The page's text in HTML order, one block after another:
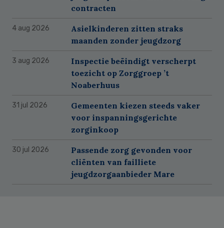
contracten
4 aug 2026
Asielkinderen zitten straks
maanden zonder jeugdzorg
3 aug 2026
Inspectie beëindigt verscherpt
toezicht op Zorggroep ’t
Noaberhuus
31 jul 2026
Gemeenten kiezen steeds vaker
voor inspanningsgerichte
zorginkoop
30 jul 2026
Passende zorg gevonden voor
cliënten van failliete
jeugdzorgaanbieder Mare